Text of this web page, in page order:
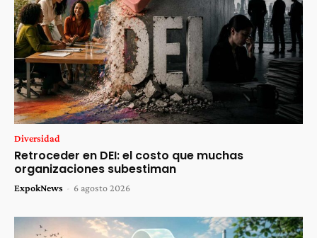
Diversidad
Retroceder en DEI: el costo que muchas
organizaciones subestiman
ExpokNews - 6 agosto 2026